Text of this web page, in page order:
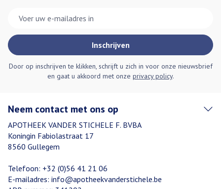
Inschrijven
Door op inschrijven te klikken, schrijft u zich in voor onze nieuwsbrief
en gaat u akkoord met onze privacy policy.
Neem contact met ons op
APOTHEEK VANDER STICHELE F. BVBA
Koningin Fabiolastraat 17
8560 Gullegem
Telefoon: +32 (0)56 41 21 06
E-mailadres: info@apotheekvanderstichele.be